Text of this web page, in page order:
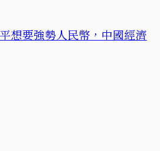
想要強勢人民幣，中國經濟